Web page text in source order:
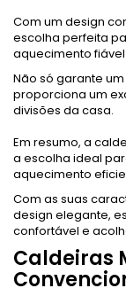
Com um design
escolha perfeita
aquecimento
Não só garante
proporciona um
divisões da casa.
Em resumo, a
a escolha ideal
aquecimento
Com as suas
design elegante,
confortável e
Caldeiras